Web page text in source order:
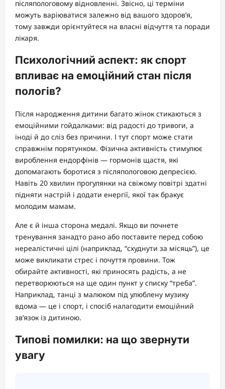
післяпологовому відновленні. Звісно, ці терміни
можуть варіюватися залежно від вашого здоров’я,
тому завжди орієнтуйтеся на власні відчуття та поради
лікаря.
Психологічний аспект: як спорт
впливає на емоційний стан після
пологів?
Після народження дитини багато жінок стикаються з
емоційними гойдалками: від радості до тривоги, а
іноді й до сліз без причини. І тут спорт може стати
справжнім порятунком. Фізична активність стимулює
вироблення ендорфінів — гормонів щастя, які
допомагають боротися з післяпологовою депресією.
Навіть 20 хвилин прогулянки на свіжому повітрі здатні
підняти настрій і додати енергії, якої так бракує
молодим мамам.
Але є й інша сторона медалі. Якщо ви почнете
тренування занадто рано або поставите перед собою
нереалістичні цілі (наприклад, “схуднути за місяць”), це
може викликати стрес і почуття провини. Тож
обирайте активності, які приносять радість, а не
перетворюються на ще один пункт у списку “треба”.
Наприклад, танці з малюком під улюблену музику
вдома — це і спорт, і спосіб налагодити емоційний
зв’язок із дитиною.
Типові помилки: на що звернути
увагу